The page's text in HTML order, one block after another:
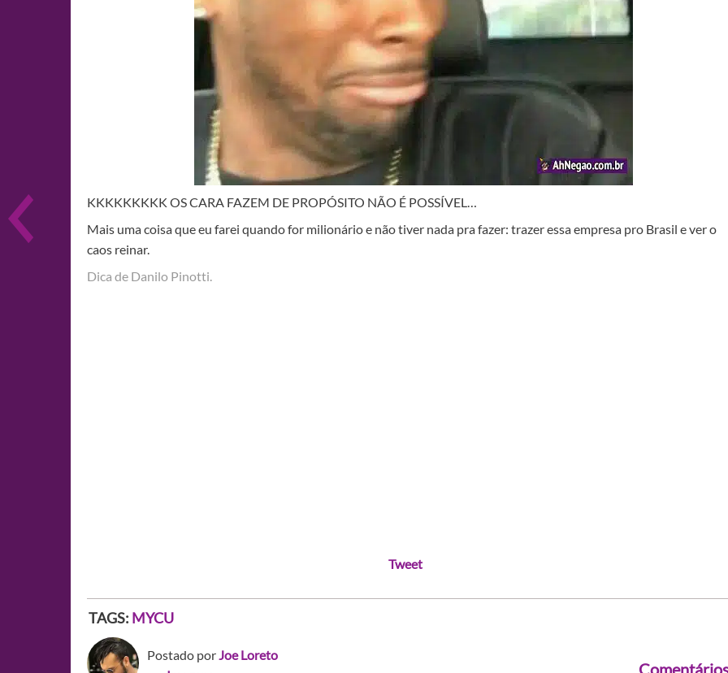
KKKKKKKKK OS CARA FAZEM DE PROPÓSITO NÃO É POSSÍVEL…
Mais uma coisa que eu farei quando for milionário e não tiver nada pra fazer: trazer essa empresa pro Brasil e ver o
caos reinar.
Dica de Danilo Pinotti.
Tweet
TAGS: MYCU
Postado porJoe Loreto